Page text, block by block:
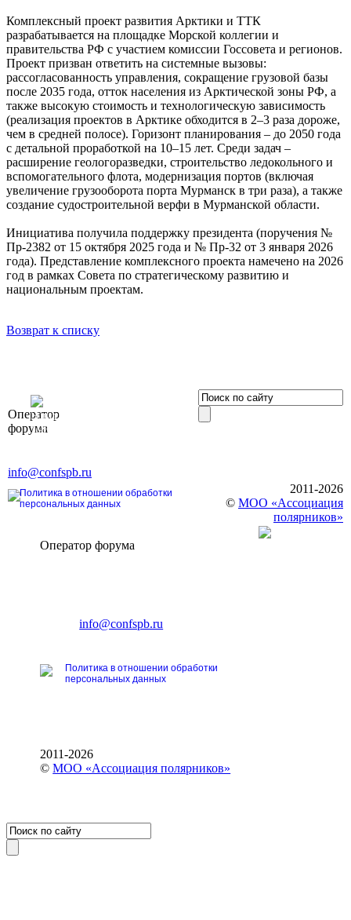
Комплексный проект развития Арктики и ТТК
разрабатывается на площадке Морской коллегии и
правительства РФ с участием комиссии Госсовета и регионов.
Проект призван ответить на системные вызовы:
рассогласованность управления, сокращение грузовой базы
после 2035 года, отток населения из Арктической зоны РФ, а
также высокую стоимость и технологическую зависимость
(реализация проектов в Арктике обходится в 2–3 раза дороже,
чем в средней полосе). Горизонт планирования – до 2050 года
с детальной проработкой на 10–15 лет. Среди задач –
расширение геологоразведки, строительство ледокольного и
вспомогательного флота, модернизация портов (включая
увеличение грузооборота порта Мурманск в три раза), а также
создание судостроительной верфи в Мурманской области.
Инициатива получила поддержку президента (поручения №
Пр-2382 от 15 октября 2025 года и № Пр-32 от 3 января 2026
года). Представление комплексного проекта намечено на 2026
год в рамках Совета по стратегическому развитию и
национальным проектам.
Возврат к списку
Оператор
форума
Элит»
196191, г. Санкт-Петербург,
info@confspb.ru
Политика в отношении обработки
персональных данных
2011-2026
© МОО «Ассоциация
полярников»
Оператор форума
E-mail:info@confspb.ru
Политика в отношении обработки
персональных данных
2011-2026
©МОО «Ассоциация полярников»